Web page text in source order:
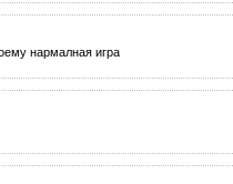
нармалная игра